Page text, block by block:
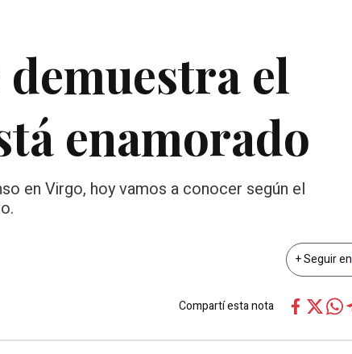
el
enamorado
en Virgo, hoy vamos a conocer según el
+ Seguir en
Compartí esta nota